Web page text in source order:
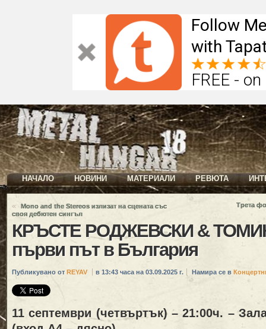
Follow
with
FREE -
НАЧАЛО НОВИНИ МАТЕРИАЛИ РЕВЮТА
«
Mono and the Stereos излизат на сцената със
своя дебютен сингъл
Трета
КРЪСТЕ РОДЖЕВСКИ &
първи път в България
Публикувано от REYAV в 13:43 часа на 03.09.2025 г. Намира се в
11 септември (четвъртък) – 21:00ч. –